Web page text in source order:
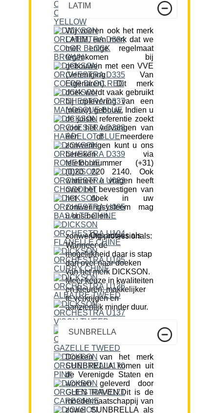
LATIM
Wij voeren ook het merk
LATIM, een merk dat we
met enige regelmaat
tegenkomen bij
gebouwen met een VVE
(Vereniging Van
Eigenaren). Dit merk
doek wordt vaak gebruikt
bij oplevering van een
(nieuw) gebouw. Indien u
de juiste referentie zoekt
voor het vervangen van
één of meerdere
zonweringen kunt u ons
bereiken via
telefoonnummer (+31)
(0)20 220 2140. Ook
wanneer u vragen heeft
over het bevestigen van
het doek in uw
zonweringsysteem mag
u ons bellen.
Ons advies als zonwering professionals:
Wanneer de
mogelijkheid daar is stap
dan over naar doeken
van het merk DICKSON.
Meer keuze in kwaliteiten
en kleuren, makkelijker
te verkrijgen en
aanzienlijk minder duur.
SUNBRELLA
Doeken van het merk
SUNBRELLA komen uit
de Verenigde Staten en
worden geleverd door
GLEN RAVEN.Dit is de
moedermaatschappij van
zowel SUNBRELLA als